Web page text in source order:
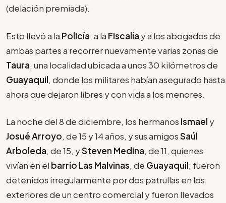
(delación premiada).
Esto llevó a la Policía, a la Fiscalía y a los abogados de
ambas partes a recorrer nuevamente varias zonas de
Taura, una localidad ubicada a unos 30 kilómetros de
Guayaquil, donde los militares habían asegurado hasta
ahora que dejaron libres y con vida a los menores.
La noche del 8 de diciembre, los hermanos Ismael y
Josué Arroyo, de 15 y 14 años, y sus amigosSaúl
Arboleda, de 15, ySteven Medina, de 11, quienes
vivían en el barrio Las Malvinas, de Guayaquil, fueron
detenidos irregularmente por dos patrullas en los
exteriores de un centro comercial y fueron llevados